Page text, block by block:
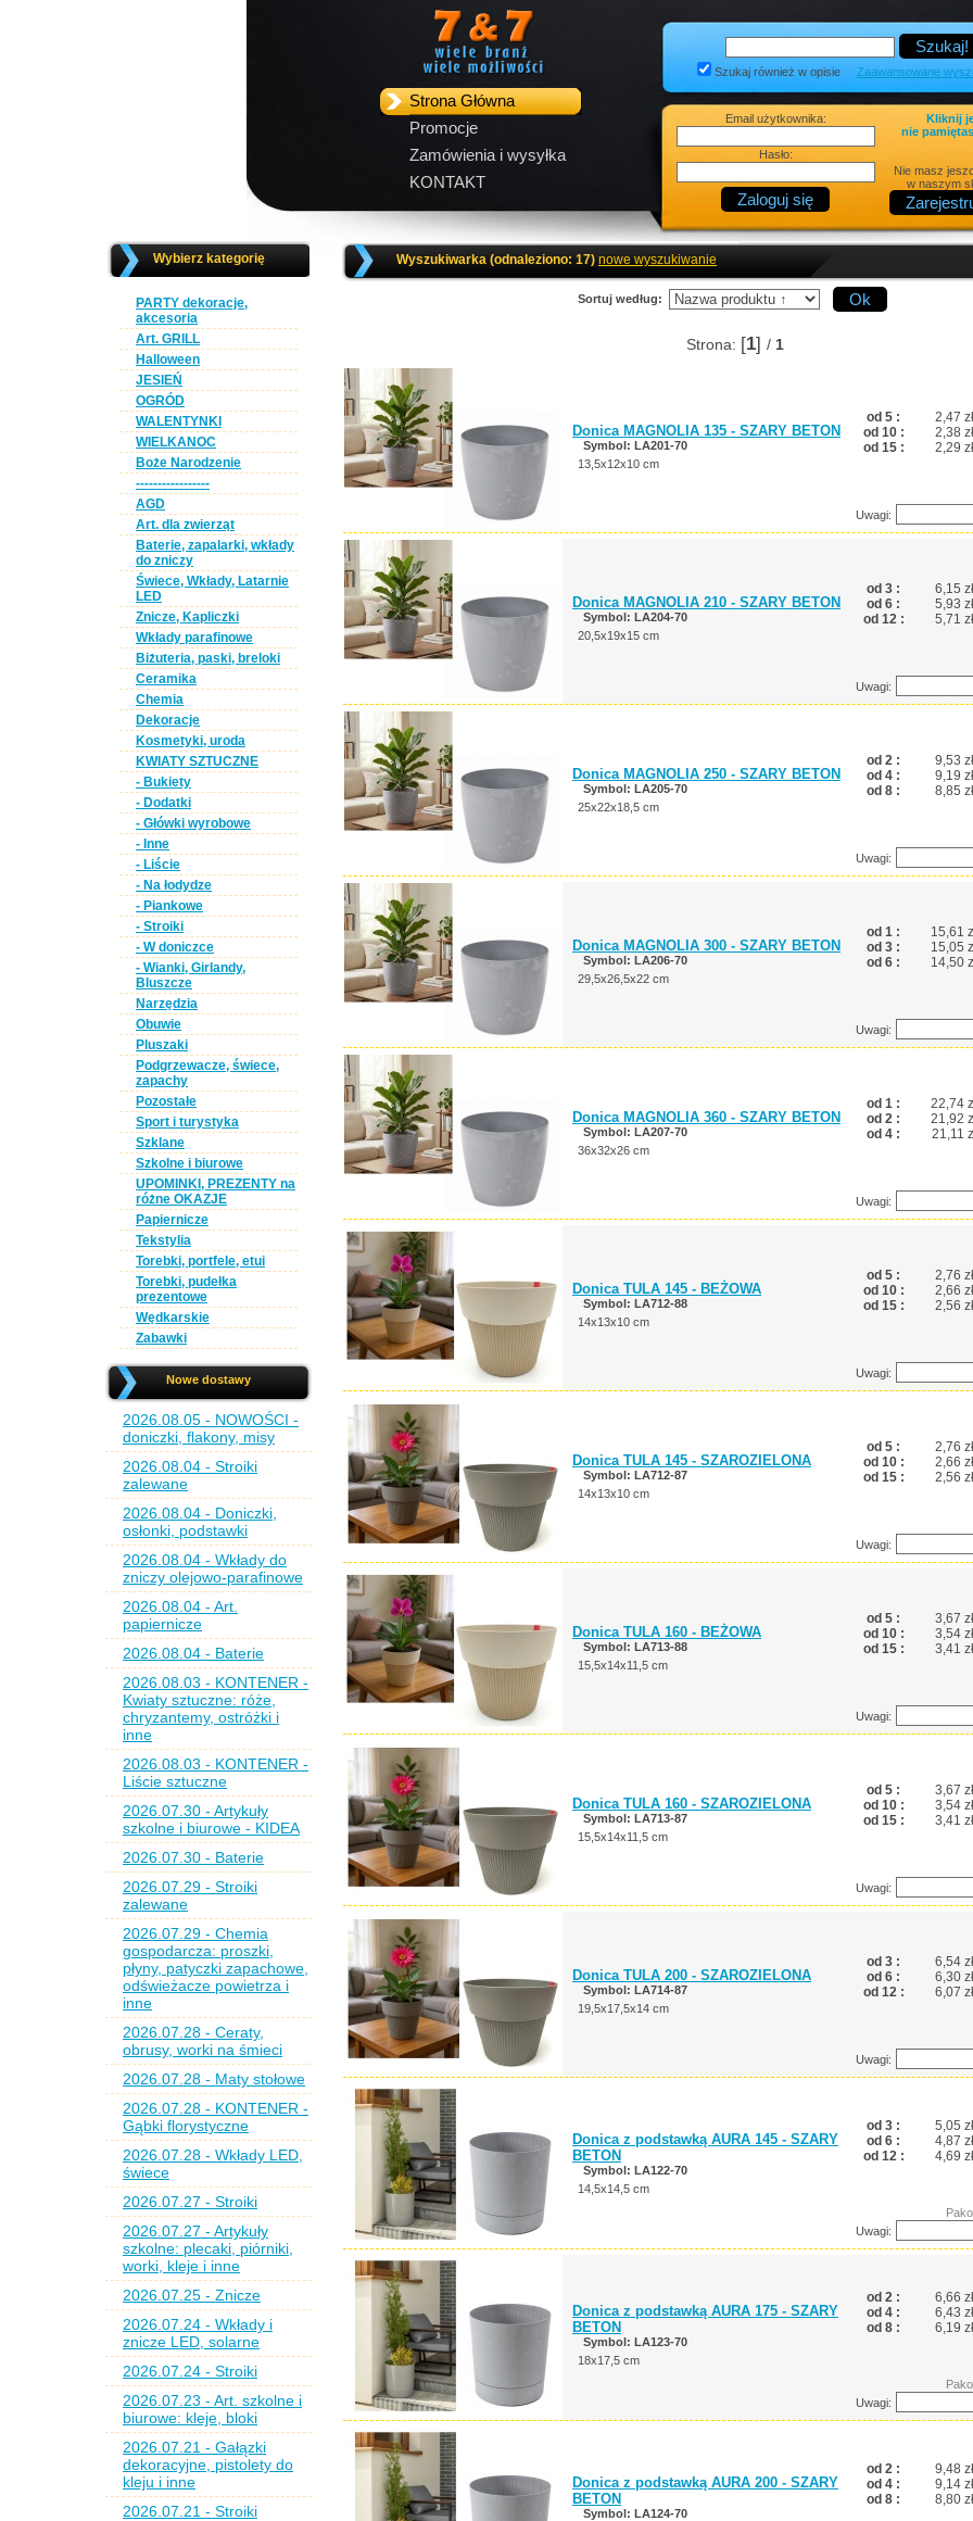
Strona Główna
Promocje
Zamówienia i wysyłka
KONTAKT
Szukaj również w opisie Zaawansowane
Email użytkownika:
Hasło:
Kliknij
nie
Nie masz
w naszym
Wybierz kategorię
PARTY dekoracje,
akcesoria
Art. GRILL
Halloween
JESIEŃ
OGRÓD
WALENTYNKI
WIELKANOC
Boże Narodzenie
-----------------
AGD
Art. dla zwierząt
Baterie, zapalarki, wkłady
do zniczy
Świece, Wkłady, Latarnie
LED
Znicze, Kapliczki
Wkłady parafinowe
Biżuteria, paski, breloki
Ceramika
Chemia
Dekoracje
Kosmetyki, uroda
KWIATY SZTUCZNE
- Bukiety
- Dodatki
- Główki wyrobowe
- Inne
- Liście
- Na łodydze
- Piankowe
- Stroiki
- W doniczce
- Wianki, Girlandy,
Bluszcze
Narzędzia
Obuwie
Pluszaki
Podgrzewacze, świece,
zapachy
Pozostałe
Sport i turystyka
Szklane
Szkolne i biurowe
UPOMINKI, PREZENTY na
różne OKAZJE
Papiernicze
Tekstylia
Torebki, portfele, etui
Torebki, pudełka
prezentowe
Wędkarskie
Zabawki
Nowe dostawy
2026.08.05 - NOWOŚCI -
doniczki, flakony, misy
2026.08.04 - Stroiki
zalewane
2026.08.04 - Doniczki,
osłonki, podstawki
2026.08.04 - Wkłady do
zniczy olejowo-parafinowe
2026.08.04 - Art.
papiernicze
2026.08.04 - Baterie
2026.08.03 - KONTENER -
Kwiaty sztuczne: róże,
chryzantemy, ostróżki i
inne
2026.08.03 - KONTENER -
Liście sztuczne
2026.07.30 - Artykuły
szkolne i biurowe - KIDEA
2026.07.30 - Baterie
2026.07.29 - Stroiki
zalewane
2026.07.29 - Chemia
gospodarcza: proszki,
płyny, patyczki zapachowe,
odświeżacze powietrza i
inne
2026.07.28 - Ceraty,
obrusy, worki na śmieci
2026.07.28 - Maty stołowe
2026.07.28 - KONTENER -
Gąbki florystyczne
2026.07.28 - Wkłady LED,
świece
2026.07.27 - Stroiki
2026.07.27 - Artykuły
szkolne: plecaki, piórniki,
worki, kleje i inne
2026.07.25 - Znicze
2026.07.24 - Wkłady i
znicze LED, solarne
2026.07.24 - Stroiki
2026.07.23 - Art. szkolne i
biurowe: kleje, bloki
2026.07.21 - Gałązki
dekoracyjne, pistolety do
kleju i inne
2026.07.21 - Stroiki
Wyszukiwarka (odnaleziono: 17) nowe wyszukiwanie
Sortuj według:
Strona: [1] / 1
Donica MAGNOLIA 135 - SZARY BETON
Symbol: LA201-70
13,5x12x10 cm
od 5 :
2,47 zł
od 10 :
2,38 zł
od 15 :
2,29 zł
Uwagi:
Donica MAGNOLIA 210 - SZARY BETON
Symbol: LA204-70
20,5x19x15 cm
od 3 :
6,15 zł
od 6 :
5,93 zł
od 12 :
5,71 zł
Uwagi:
Donica MAGNOLIA 250 - SZARY BETON
Symbol: LA205-70
25x22x18,5 cm
od 2 :
9,53 zł
od 4 :
9,19 zł
od 8 :
8,85 zł
Uwagi:
Donica MAGNOLIA 300 - SZARY BETON
Symbol: LA206-70
29,5x26,5x22 cm
od 1 :
15,61
od 3 :
15,05
od 6 :
14,50
Uwagi:
Donica MAGNOLIA 360 - SZARY BETON
Symbol: LA207-70
36x32x26 cm
od 1 :
22,74
od 2 :
21,92
od 4 :
21,11
Uwagi:
Donica TULA 145 - BEŻOWA
Symbol: LA712-88
14x13x10 cm
od 5 :
2,76 zł
od 10 :
2,66 zł
od 15 :
2,56 zł
Uwagi:
Donica TULA 145 - SZAROZIELONA
Symbol: LA712-87
14x13x10 cm
od 5 :
2,76 zł
od 10 :
2,66 zł
od 15 :
2,56 zł
Uwagi:
Donica TULA 160 - BEŻOWA
Symbol: LA713-88
15,5x14x11,5 cm
od 5 :
3,67 zł
od 10 :
3,54 zł
od 15 :
3,41 zł
Uwagi:
Donica TULA 160 - SZAROZIELONA
Symbol: LA713-87
15,5x14x11,5 cm
od 5 :
3,67 zł
od 10 :
3,54 zł
od 15 :
3,41 zł
Uwagi:
Donica TULA 200 - SZAROZIELONA
Symbol: LA714-87
19,5x17,5x14 cm
od 3 :
6,54 zł
od 6 :
6,30 zł
od 12 :
6,07 zł
Uwagi:
Donica z podstawką AURA 145 - SZARY
BETON
Symbol: LA122-70
14,5x14,5 cm
od 3 :
5,05 zł
od 6 :
4,87 zł
od 12 :
4,69 zł
Uwagi:
Donica z podstawką AURA 175 - SZARY
BETON
Symbol: LA123-70
18x17,5 cm
od 2 :
6,66 zł
od 4 :
6,43 zł
od 8 :
6,19 zł
Uwagi:
Donica z podstawką AURA 200 - SZARY
BETON
Symbol: LA124-70
od 2 :
9,48 zł
od 4 :
9,14 zł
od 8 :
8,80 zł